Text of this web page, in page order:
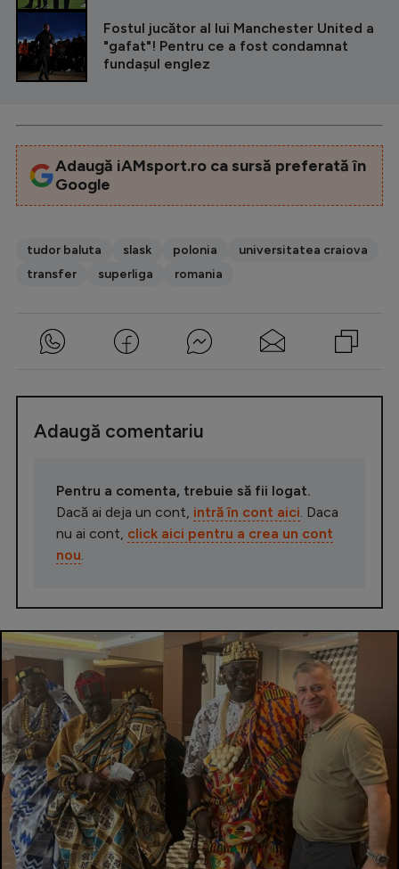
Fostul jucător al lui Manchester United a
"gafat"! Pentru ce a fost condamnat
fundașul englez
Adaugă iAMsport.ro ca sursă preferată în
Google
tudor baluta slask polonia
universitatea craiova
transfer
superliga romania
Adaugă comentariu
Pentru a comenta, trebuie să fii logat.
Dacă ai deja un cont, intră în cont aici. Daca
nu ai cont, click aici pentru a crea un cont
nou.